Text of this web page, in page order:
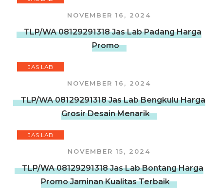
NOVEMBER 16, 2024
TLP/WA 08129291318 Jas Lab Padang Harga
Promo
JAS LAB
NOVEMBER 16, 2024
TLP/WA 08129291318 Jas Lab Bengkulu Harga
Grosir Desain Menarik
JAS LAB
NOVEMBER 15, 2024
TLP/WA 08129291318 Jas Lab Bontang Harga
Promo Jaminan Kualitas Terbaik